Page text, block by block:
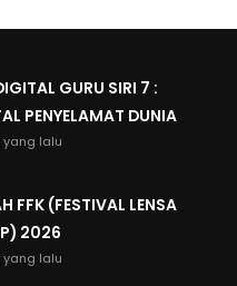
GURU SIRI 7 :
PENYELAMAT DUNIA
yang lalu
FFK (FESTIVAL LENSA
2026
yang lalu